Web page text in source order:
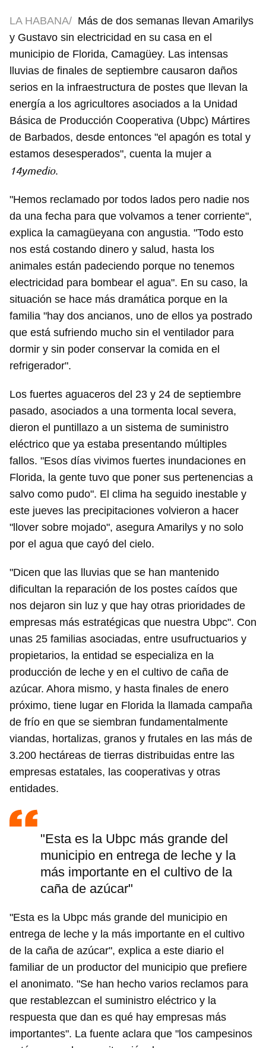
LA HABANA/ Más de dos semanas llevan Amarilys
y Gustavo sin electricidad en su casa en el
municipio de Florida, Camagüey. Las intensas
lluvias de finales de septiembre causaron daños
serios en la infraestructura de postes que llevan la
energía a los agricultores asociados a la Unidad
Básica de Producción Cooperativa (Ubpc) Mártires
de Barbados, desde entonces "el apagón es total y
estamos desesperados", cuenta la mujer a
14ymedio.
"Hemos reclamado por todos lados pero nadie nos
da una fecha para que volvamos a tener corriente",
explica la camagüeyana con angustia. "Todo esto
nos está costando dinero y salud, hasta los
animales están padeciendo porque no tenemos
electricidad para bombear el agua". En su caso, la
situación se hace más dramática porque en la
familia "hay dos ancianos, uno de ellos ya postrado
que está sufriendo mucho sin el ventilador para
dormir y sin poder conservar la comida en el
refrigerador".
Los fuertes aguaceros del 23 y 24 de septiembre
pasado, asociados a una tormenta local severa,
dieron el puntillazo a un sistema de suministro
eléctrico que ya estaba presentando múltiples
fallos. "Esos días vivimos fuertes inundaciones en
Florida, la gente tuvo que poner sus pertenencias a
salvo como pudo". El clima ha seguido inestable y
este jueves las precipitaciones volvieron a hacer
"llover sobre mojado", asegura Amarilys y no solo
por el agua que cayó del cielo.
"Dicen que las lluvias que se han mantenido
dificultan la reparación de los postes caídos que
nos dejaron sin luz y que hay otras prioridades de
empresas más estratégicas que nuestra Ubpc". Con
unas 25 familias asociadas, entre usufructuarios y
propietarios, la entidad se especializa en la
producción de leche y en el cultivo de caña de
azúcar. Ahora mismo, y hasta finales de enero
próximo, tiene lugar en Florida la llamada campaña
de frío en que se siembran fundamentalmente
viandas, hortalizas, granos y frutales en las más de
3.200 hectáreas de tierras distribuidas entre las
empresas estatales, las cooperativas y otras
entidades.
"Esta es la Ubpc más grande del
municipio en entrega de leche y la
más importante en el cultivo de la
caña de azúcar"
"Esta es la Ubpc más grande del municipio en
entrega de leche y la más importante en el cultivo
de la caña de azúcar", explica a este diario el
familiar de un productor del municipio que prefiere
el anonimato. "Se han hecho varios reclamos para
que restablezcan el suministro eléctrico y la
respuesta que dan es qué hay empresas más
importantes". La fuente aclara que "los campesinos